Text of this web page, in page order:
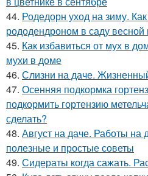
44. Родедорн уход на зиму.
рододендроном в саду весной
45. Как избавиться от мух в
мухи в доме
46. Слизни на даче.
47. Осенняя подкормка
подкормить гортензию
сделать?
48. Август на даче. Работы на
полезные и простые советы
49. Сидераты когда сажать.